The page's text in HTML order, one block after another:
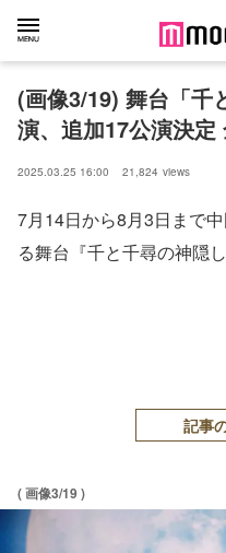
(画像3/19) 舞台「千
演、追加17公演決
2025.03.25 16:00 21,824 views
7月14日から8月3日まで
る舞台『千と千尋の神隠
記事
( 画像3/19 )